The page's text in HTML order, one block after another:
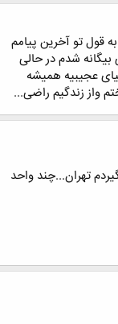
به قول تو آخرین پیامم
شدم در حالی
عجیبیه همیشه
واز زندگیم راضی...
تهران...چند واحد